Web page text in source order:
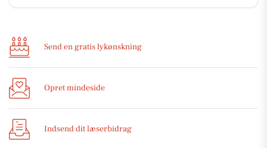
Send en gratis lykønskning
Opret mindeside
Indsend dit læserbidrag